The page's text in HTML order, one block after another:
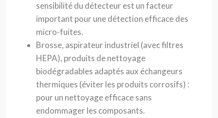
sensibilité du détecteur est un facteur
important pour une détection efficace des
micro-fuites.
Brosse, aspirateur industriel (avec filtres
HEPA), produits de nettoyage
biodégradables adaptés aux échangeurs
thermiques (éviter les produits corrosifs) :
pour un nettoyage efficace sans
endommager les composants.